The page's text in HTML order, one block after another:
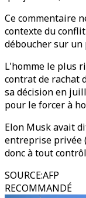
Ce commentaire
contexte du
déboucher sur un
L'homme le plus
contrat de rachat
sa décision en
pour le forcer à
Elon Musk avait
entreprise privée
donc à tout
SOURCE:AFP
RECOMMANDÉ